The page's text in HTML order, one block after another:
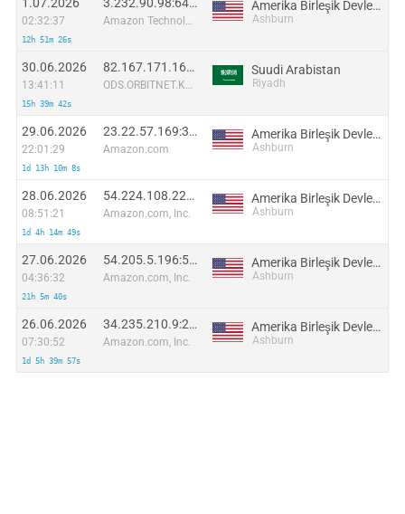
02:32:37
12h 51m 26s
Amazon Technologies Inc.
Amerika Birleşik Devletleri
Ashburn
30.06.2026
13:41:11
15h 39m 42s
82.167.171.169:23338
ODS.ORBITNET.KSA-DAMMAM
Suudi Arabistan
Riyadh
29.06.2026
22:01:29
1d 13h 10m 8s
23.22.57.169:33977
Amazon.com
Amerika Birleşik Devletleri
Ashburn
28.06.2026
08:51:21
1d 4h 14m 49s
54.224.108.228:48341
Amazon.com, Inc.
Amerika Birleşik Devletleri
Ashburn
27.06.2026
04:36:32
21h 5m 40s
54.205.5.196:54552
Amazon.com, Inc.
Amerika Birleşik Devletleri
Ashburn
26.06.2026
07:30:52
1d 5h 39m 57s
34.235.210.9:28005
Amazon.com, Inc.
Amerika Birleşik Devletleri
Ashburn